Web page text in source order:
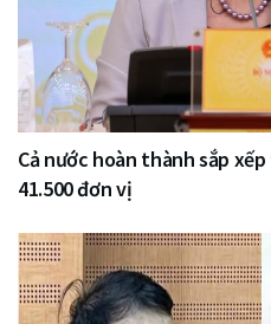
Cả nước hoàn thành sắp
41.500 đơn vị